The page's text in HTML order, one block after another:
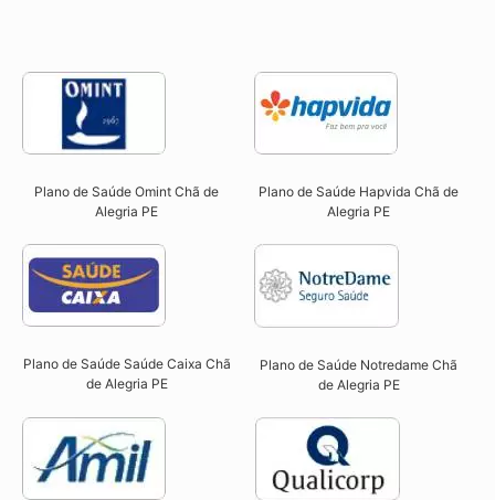
Plano de Saúde Omint Chã de
Alegria PE​
Plano de Saúde Hapvida Chã de
Alegria PE​
Plano de Saúde Saúde Caixa Chã
de Alegria PE​
Plano de Saúde Notredame Chã
de Alegria PE​